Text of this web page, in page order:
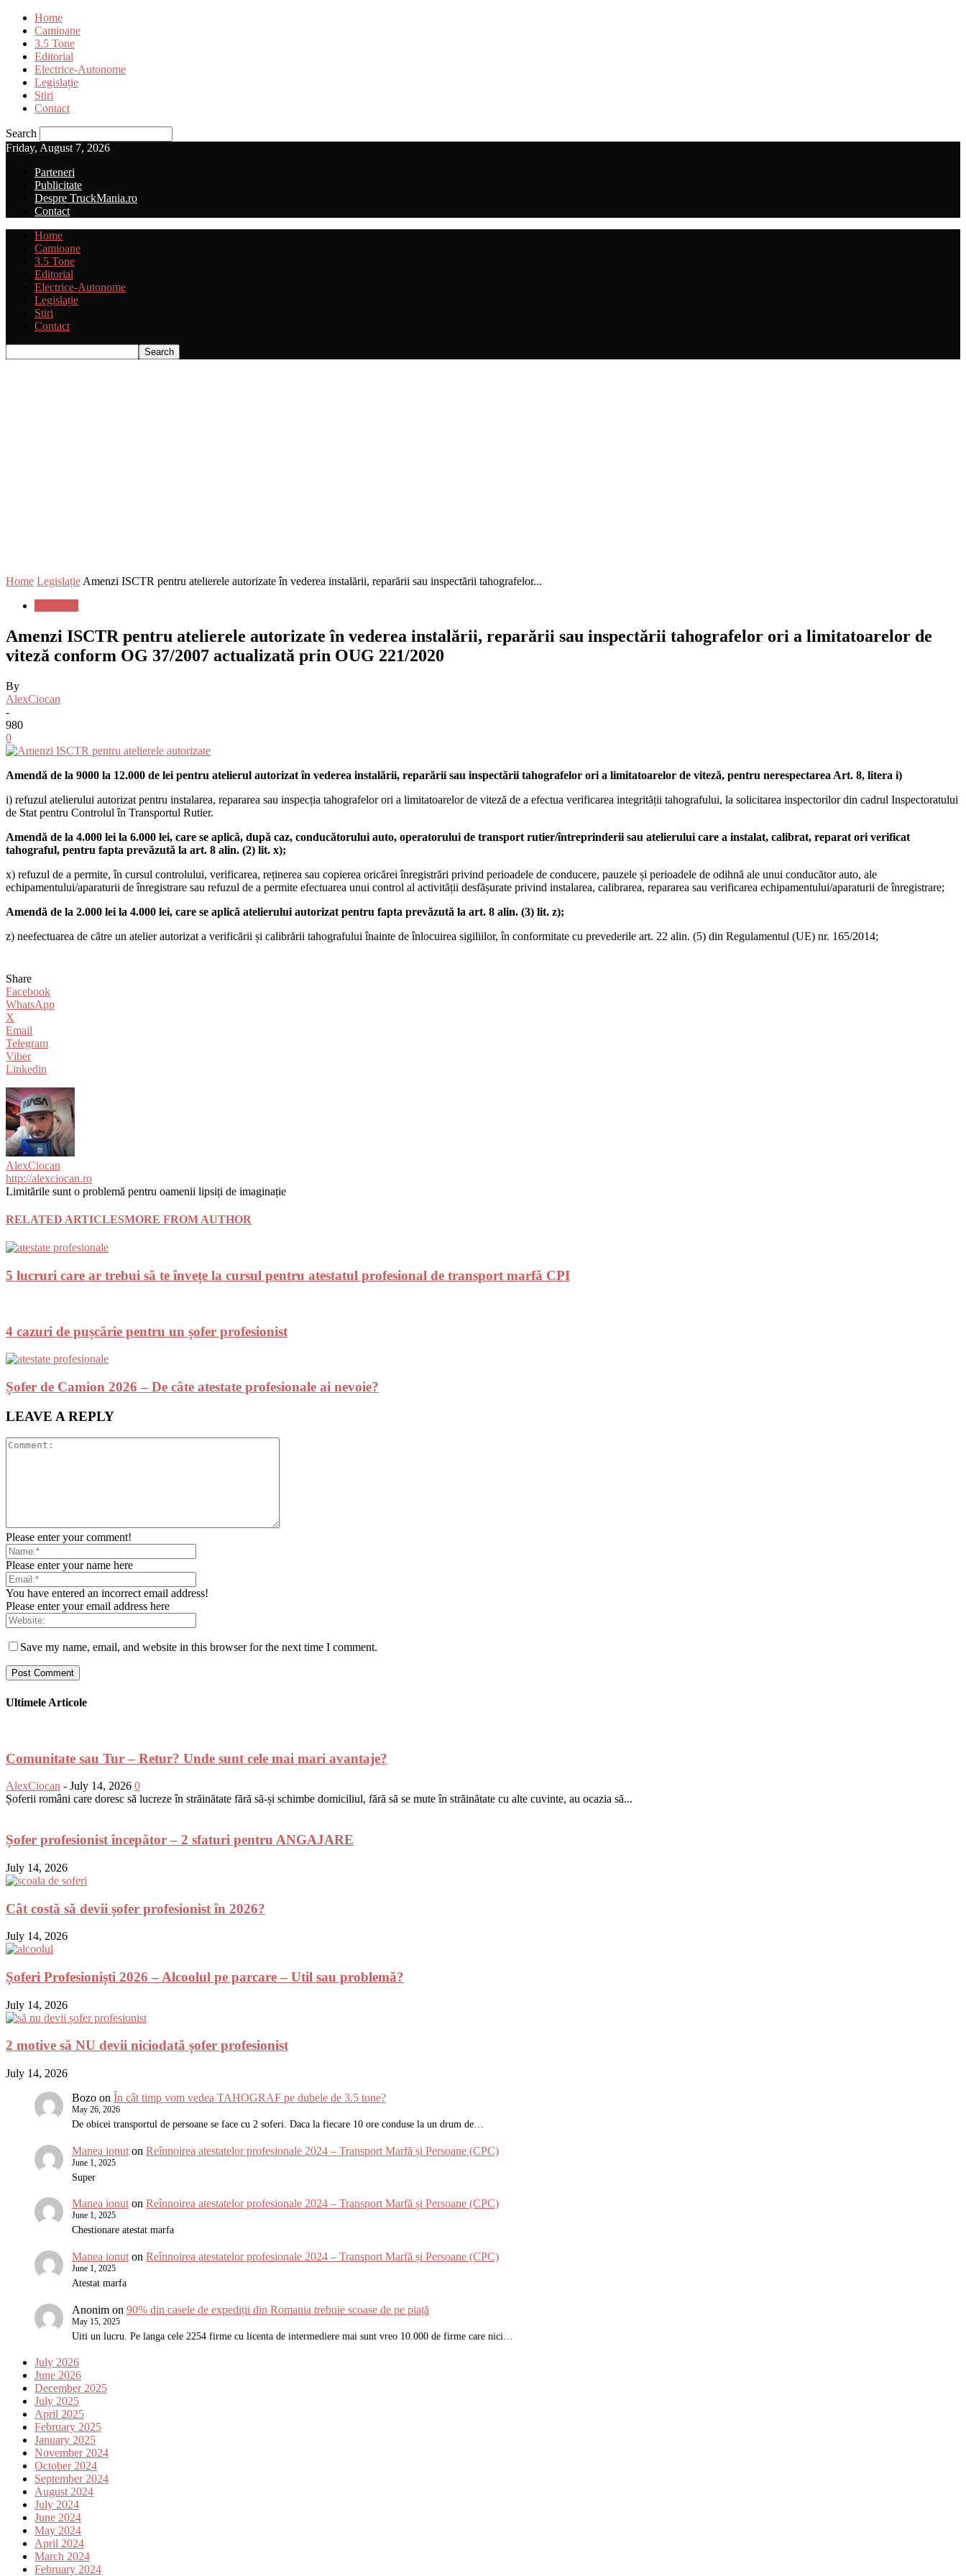
Home
Camioane
3.5 Tone
Editorial
Electrice-Autonome
Legislație
Stiri
Contact
Search
Friday, August 7, 2026
Parteneri
Publicitate
Despre TruckMania.ro
Contact
Home
Camioane
3.5 Tone
Editorial
Electrice-Autonome
Legislație
Stiri
Contact
Home Legislație Amenzi ISCTR pentru atelierele autorizate în vederea instalării, reparării sau inspectării tahografelor...
Amenzi ISCTR pentru atelierele autorizate în vederea instalării, reparării sau inspectării tahografelor ori a limitatoarelor de
viteză conform OG 37/2007 actualizată prin OUG 221/2020
By
AlexCiocan
-
980
0
Amendă de la 9000 la 12.000 de lei pentru atelierul autorizat în vederea instalării, reparării sau inspectării tahografelor ori a limitatoarelor de viteză, pentru nerespectarea Art. 8, litera i)
i) refuzul atelierului autorizat pentru instalarea, repararea sau inspecția tahografelor ori a limitatoarelor de viteză de a efectua verificarea integrității tahografului, la solicitarea inspectorilor din cadrul Inspectoratului
de Stat pentru Controlul în Transportul Rutier.
Amendă de la 4.000 lei la 6.000 lei, care se aplică, după caz, conducătorului auto, operatorului de transport rutier/întreprinderii sau atelierului care a instalat, calibrat, reparat ori verificat
tahograful, pentru fapta prevăzută la art. 8 alin. (2) lit. x);
x) refuzul de a permite, în cursul controlului, verificarea, reținerea sau copierea oricărei înregistrări privind perioadele de conducere, pauzele și perioadele de odihnă ale unui conducător auto, ale
echipamentului/aparaturii de înregistrare sau refuzul de a permite efectuarea unui control al activității desfășurate privind instalarea, calibrarea, repararea sau verificarea echipamentului/aparaturii de înregistrare;
Amendă de la 2.000 lei la 4.000 lei, care se aplică atelierului autorizat pentru fapta prevăzută la art. 8 alin. (3) lit. z);
z) neefectuarea de către un atelier autorizat a verificării și calibrării tahografului înainte de înlocuirea sigiliilor, în conformitate cu prevederile art. 22 alin. (5) din Regulamentul (UE) nr. 165/2014;
Share
Facebook
WhatsApp
X
Email
Telegram
Viber
Linkedin
AlexCiocan
http://alexciocan.ro
Limitările sunt o problemă pentru oamenii lipsiți de imaginație
RELATED ARTICLESMORE FROM AUTHOR
5 lucruri care ar trebui să te învețe la cursul pentru atestatul profesional de transport marfă CPI
4 cazuri de pușcărie pentru un șofer profesionist
Șofer de Camion 2026 – De câte atestate profesionale ai nevoie?
LEAVE A REPLY
Please enter your comment!
Please enter your name here
You have entered an incorrect email address!
Please enter your email address here
Save my name, email, and website in this browser for the next time I comment.
Ultimele Articole
Comunitate sau Tur – Retur? Unde sunt cele mai mari avantaje?
AlexCiocan - July 14, 2026 0
Șoferii români care doresc să lucreze în străinătate fără să-și schimbe domiciliul, fără să se mute în străinătate cu alte cuvinte, au ocazia să...
Șofer profesionist începător – 2 sfaturi pentru ANGAJARE
July 14, 2026
Cât costă să devii șofer profesionist în 2026?
July 14, 2026
Șoferi Profesioniști 2026 – Alcoolul pe parcare – Util sau problemă?
July 14, 2026
2 motive să NU devii niciodată șofer profesionist
July 14, 2026
Bozo on În cât timp vom vedea TAHOGRAF pe dubele de 3.5 tone?
May 26, 2026
De obicei transportul de persoane se face cu 2 soferi. Daca la fiecare 10 ore conduse la un drum de…
Manea ionut on Reînnoirea atestatelor profesionale 2024 – Transport Marfă și Persoane (CPC)
June 1, 2025
Super
Manea ionut on Reînnoirea atestatelor profesionale 2024 – Transport Marfă și Persoane (CPC)
June 1, 2025
Chestionare atestat marfa
Manea ionut on Reînnoirea atestatelor profesionale 2024 – Transport Marfă și Persoane (CPC)
June 1, 2025
Atestat marfa
Anonim on 90% din casele de expediții din Romania trebuie scoase de pe piață
May 15, 2025
Uiti un lucru. Pe langa cele 2254 firme cu licenta de intermediere mai sunt vreo 10.000 de firme care nici…
July 2026
June 2026
December 2025
July 2025
April 2025
February 2025
January 2025
November 2024
October 2024
September 2024
August 2024
July 2024
June 2024
May 2024
April 2024
March 2024
February 2024